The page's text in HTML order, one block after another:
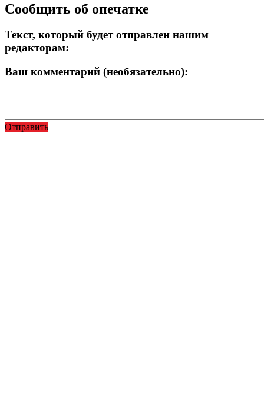
Сообщить об опечатке
Текст, который будет отправлен нашим
редакторам:
Ваш комментарий (необязательно):
Отправить